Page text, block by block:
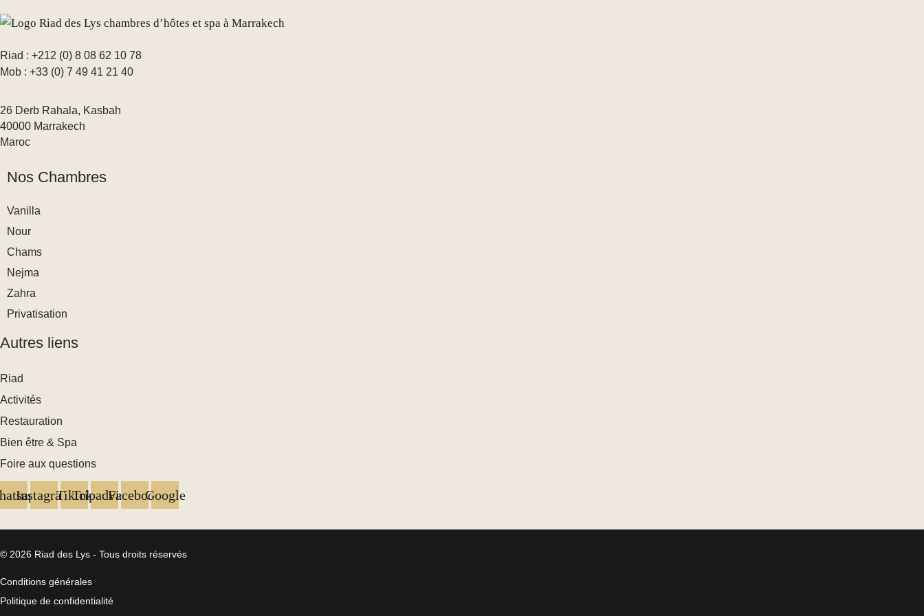
Riad : +212 (0) 8 08 62 10 78
Mob : +33 (0) 7 49 41 21 40
26 Derb Rahala, Kasbah
40000 Marrakech
Maroc
Nos Chambres
Vanilla
Nour
Chams
Nejma
Zahra
Privatisation
Autres liens
Riad
Activités
Restauration
Bien être & Spa
Foire aux questions
InstagramTiktok
Tripadvisor
FacebookGoogle
© 2026 Riad des Lys - Tous droits réservés
Conditions générales
Politique de confidentialité